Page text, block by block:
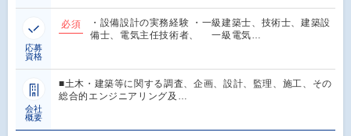
応募
資格
必須
・設備設計の実務経験 ・一級建築士、技術士、建築設
備士、電気主任技術者、 一級電気…
会社
概要
■土木・建築等に関する調査、企画、設計、監理、施工、その
総合的エンジニアリング及…